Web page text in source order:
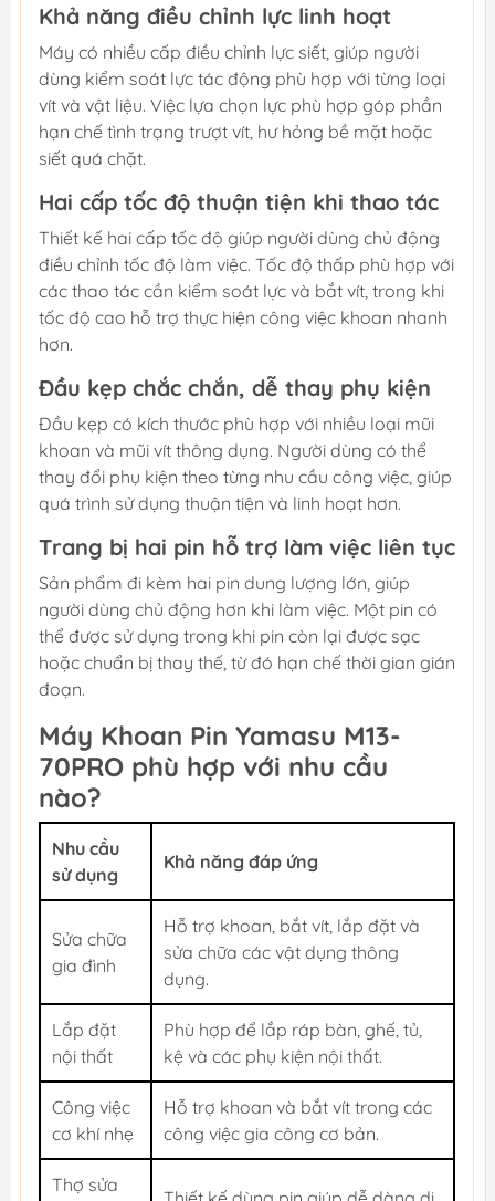
Khả năng điều chỉnh lực linh hoạt
Máy có nhiều cấp điều chỉnh lực siết, giúp người
dùng kiểm soát lực tác động phù hợp với từng loại
vít và vật liệu. Việc lựa chọn lực phù hợp góp phần
hạn chế tình trạng trượt vít, hư hỏng bề mặt hoặc
siết quá chặt.
Hai cấp tốc độ thuận tiện khi thao tác
Thiết kế hai cấp tốc độ giúp người dùng chủ động
điều chỉnh tốc độ làm việc. Tốc độ thấp phù hợp với
các thao tác cần kiểm soát lực và bắt vít, trong khi
tốc độ cao hỗ trợ thực hiện công việc khoan nhanh
hơn.
Đầu kẹp chắc chắn, dễ thay phụ kiện
Đầu kẹp có kích thước phù hợp với nhiều loại mũi
khoan và mũi vít thông dụng. Người dùng có thể
thay đổi phụ kiện theo từng nhu cầu công việc, giúp
quá trình sử dụng thuận tiện và linh hoạt hơn.
Trang bị hai pin hỗ trợ làm việc liên tục
Sản phẩm đi kèm hai pin dung lượng lớn, giúp
người dùng chủ động hơn khi làm việc. Một pin có
thể được sử dụng trong khi pin còn lại được sạc
hoặc chuẩn bị thay thế, từ đó hạn chế thời gian gián
đoạn.
Máy Khoan Pin Yamasu M13-
70PRO phù hợp với nhu cầu
nào?
Nhu cầu
sử dụng
Khả năng đáp ứng
Sửa chữa
gia đình
Hỗ trợ khoan, bắt vít, lắp đặt và
sửa chữa các vật dụng thông
dụng.
Lắp đặt
nội thất
Phù hợp để lắp ráp bàn, ghế, tủ,
kệ và các phụ kiện nội thất.
Công việc
cơ khí nhẹ
Hỗ trợ khoan và bắt vít trong các
công việc gia công cơ bản.
Thợ sửa